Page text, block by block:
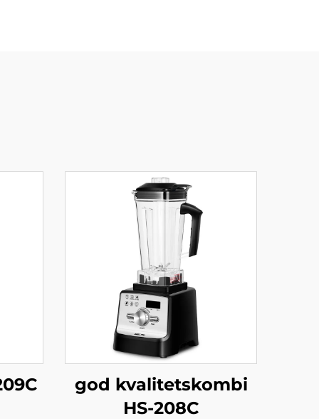
god kvalitetskombi
HS-208C